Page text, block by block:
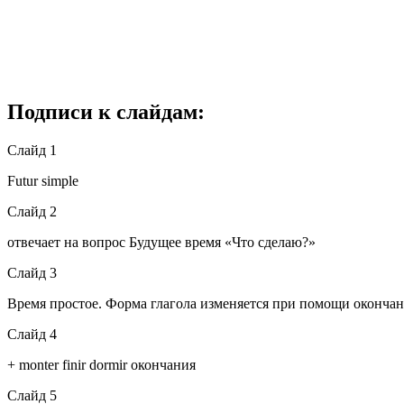
Подписи к слайдам:
Слайд 1
Futur simple
Слайд 2
отвечает на вопрос Будущее время «Что сделаю?»
Слайд 3
Время простое. Форма глагола изменяется при помощи
Слайд 4
+ monter finir dormir окончания
Слайд 5